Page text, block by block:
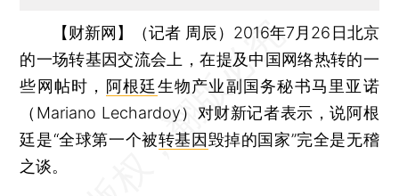
【财新网】（记者 周辰） 2016年7月26日北京
的一场转基因交流会上，在提及中国网络热转的一
些网帖时， 阿根廷生物产业副国务秘书马里亚诺
（Mariano Lechardoy）对财新记者表示，说阿根
廷是“全球第一个被转基因 毁掉的国家”完全是无稽
之谈。